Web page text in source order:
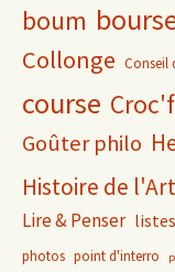
boum
Collonge Conseil
course
Goûter philo
Histoire de l'Art
Lire & Penser
photos point d'interro